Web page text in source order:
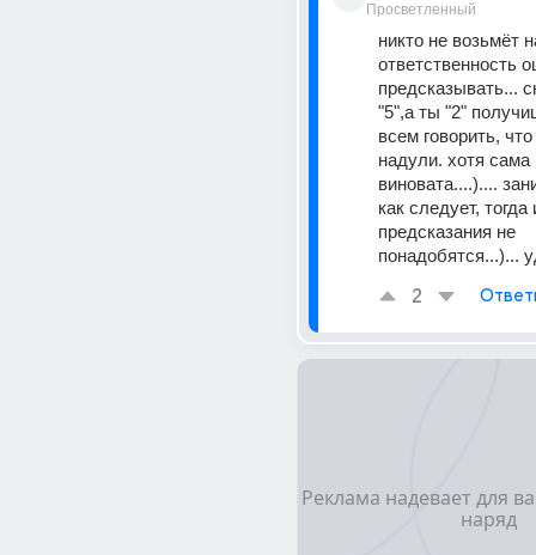
Просветленный
никто не возьмёт
ответственность
предсказывать...
"5",а ты "2"
всем говорить,
надули. хотя сама
виновата....)....
как следует, тогда
предсказания не
понадобятся...)...
2